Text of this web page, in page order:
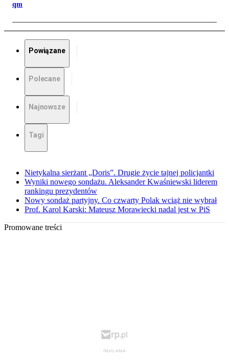
qm
Powiązane
Polecane
Najnowsze
Tagi
Nietykalna sierżant „Doris”. Drugie życie tajnej policjantki
Wyniki nowego sondażu. Aleksander Kwaśniewski liderem
rankingu prezydentów
Nowy sondaż partyjny. Co czwarty Polak wciąż nie wybrał
Prof. Karol Karski: Mateusz Morawiecki nadal jest w PiS
Promowane treści